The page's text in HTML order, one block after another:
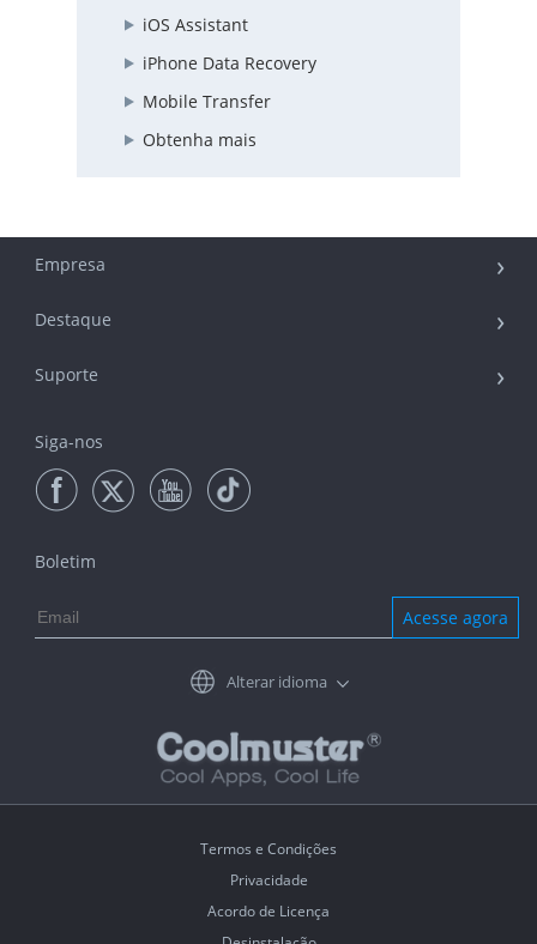
iOS Assistant
iPhone Data Recovery
Mobile Transfer
Obtenha mais
Empresa
Destaque
Suporte
Siga-nos
Boletim
Acesse agora
Alterar idioma
Termos e Condições
Privacidade
Acordo de Licença